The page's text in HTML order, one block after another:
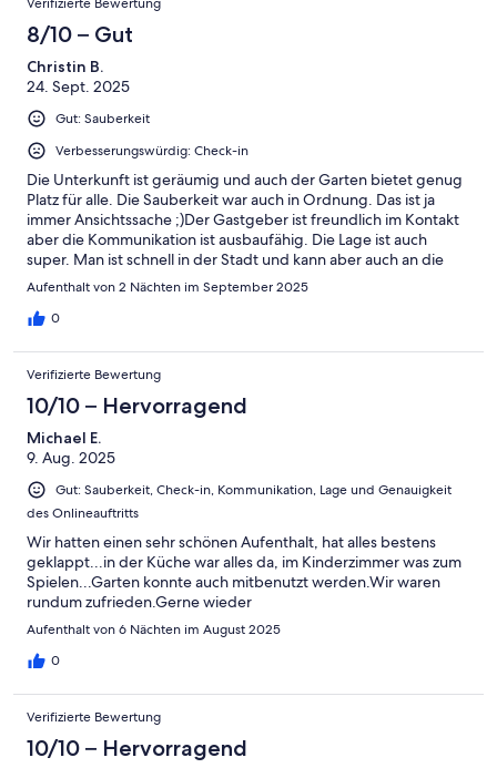
8/10 – Gut
Christin B.
24. Sept. 2025
Gut: Sauberkeit
Verbesserungswürdig: Check-in
Die Unterkunft ist geräumig und auch der Garten bietet genug
Platz für alle. Die Sauberkeit war auch in Ordnung. Das ist ja
immer Ansichtssache ;)Der Gastgeber ist freundlich im Kontakt
aber die Kommunikation ist ausbaufähig. Die Lage ist auch
super. Man ist schnell in der Stadt und kann aber auch an die
Seen laufen oder Rad fahren.Für ein Wochenende eine gute
Aufenthalt von 2 Nächten im September 2025
0
Verifizierte Bewertung
10/10 – Hervorragend
Michael E.
9. Aug. 2025
Gut: Sauberkeit, Check-in, Kommunikation, Lage und Genauigkeit
des Onlineauftritts
Wir hatten einen sehr schönen Aufenthalt, hat alles bestens
geklappt...in der Küche war alles da, im Kinderzimmer was zum
Spielen...Garten konnte auch mitbenutzt werden.Wir waren
rundum zufrieden.Gerne wieder
Aufenthalt von 6 Nächten im August 2025
0
Verifizierte Bewertung
10/10 – Hervorragend